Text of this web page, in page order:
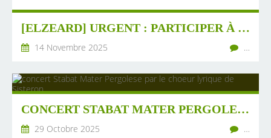
[ELZEARD] URGENT : PARTICIPER À L'ENQUÊTE PUBLIQUE POUR LE PROJET DE MONTFURON DU 3 NOV AU 3 DEC
14 Novembre 2025 …
CONCERT STABAT MATER PERGOLESE PAR LE CHOEUR LYRIQUE DE SISTERON
29 Octobre 2025 …